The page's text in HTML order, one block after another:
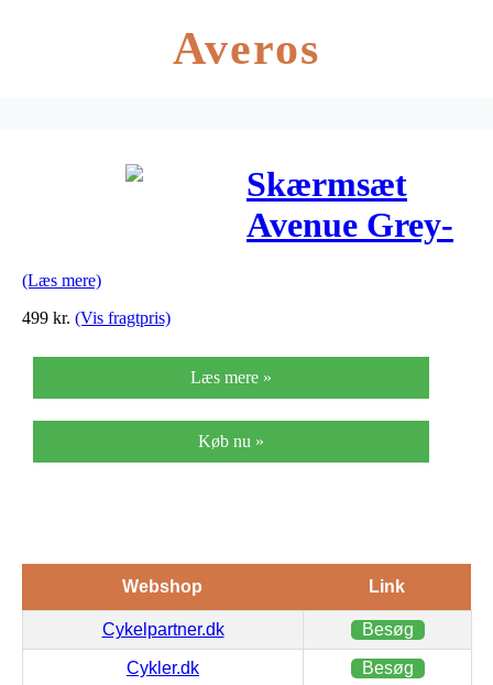
Averos
Skærmsæt
Avenue Grey-
(Læs mere)
499 kr. (Vis fragtpris)
Læs mere »
Køb nu »
Webshop Link
Cykelpartner.dk Besøg
Cykler.dk Besøg